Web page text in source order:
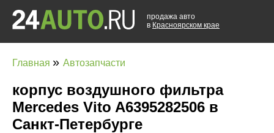
продажа авто
в Красноярском крае
Главная » Автозапчасти
корпус воздушного фильтра
Mercedes Vito A6395282506 в
Санкт-Петербурге